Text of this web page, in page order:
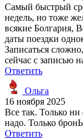
Самый быстрый
недель, но тоже
всякие Болгария,
даты поездки
Записаться
сейчас с записью
Ответить
Ольга
16 ноября 2025
Все так. Только
надо. Только
Ответить